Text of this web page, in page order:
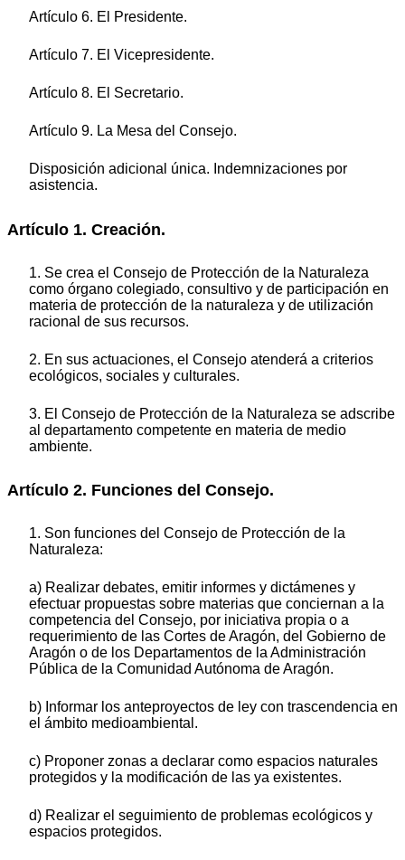
Artículo 6. El Presidente.
Artículo 7. El Vicepresidente.
Artículo 8. El Secretario.
Artículo 9. La Mesa del Consejo.
Disposición adicional única. Indemnizaciones por
asistencia.
Artículo 1. Creación.
1. Se crea el Consejo de Protección de la Naturaleza
como órgano colegiado, consultivo y de participación en
materia de protección de la naturaleza y de utilización
racional de sus recursos.
2. En sus actuaciones, el Consejo atenderá a criterios
ecológicos, sociales y culturales.
3. El Consejo de Protección de la Naturaleza se adscribe
al departamento competente en materia de medio
ambiente.
Artículo 2. Funciones del Consejo.
1. Son funciones del Consejo de Protección de la
Naturaleza:
a) Realizar debates, emitir informes y dictámenes y
efectuar propuestas sobre materias que conciernan a la
competencia del Consejo, por iniciativa propia o a
requerimiento de las Cortes de Aragón, del Gobierno de
Aragón o de los Departamentos de la Administración
Pública de la Comunidad Autónoma de Aragón.
b) Informar los anteproyectos de ley con trascendencia en
el ámbito medioambiental.
c) Proponer zonas a declarar como espacios naturales
protegidos y la modificación de las ya existentes.
d) Realizar el seguimiento de problemas ecológicos y
espacios protegidos.